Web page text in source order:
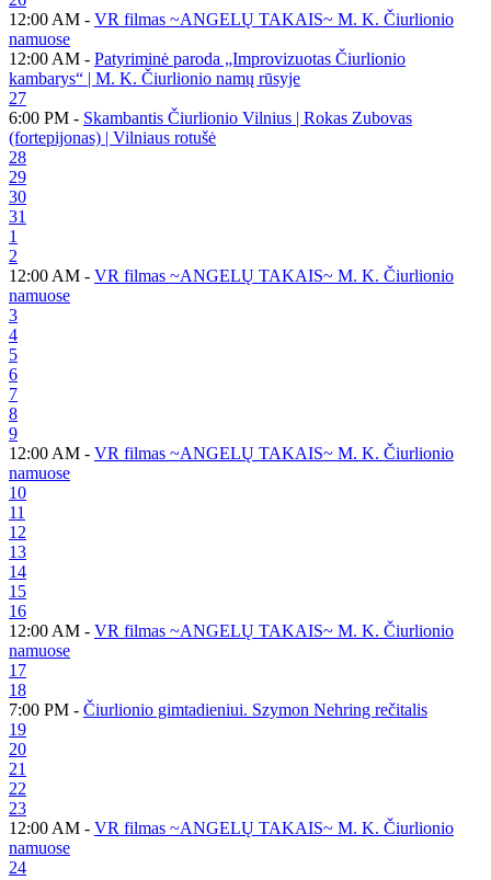
12:00 AM - VR filmas ~ANGELŲ TAKAIS~ M. K. Čiurlionio
namuose
12:00 AM - Patyriminė paroda „Improvizuotas Čiurlionio
kambarys“ | M. K. Čiurlionio namų rūsyje
27
6:00 PM - Skambantis Čiurlionio Vilnius | Rokas Zubovas
(fortepijonas) | Vilniaus rotušė
28
29
30
31
1
2
12:00 AM - VR filmas ~ANGELŲ TAKAIS~ M. K. Čiurlionio
namuose
3
4
5
6
7
8
9
12:00 AM - VR filmas ~ANGELŲ TAKAIS~ M. K. Čiurlionio
namuose
10
11
12
13
14
15
16
12:00 AM - VR filmas ~ANGELŲ TAKAIS~ M. K. Čiurlionio
namuose
17
18
7:00 PM - Čiurlionio gimtadieniui. Szymon Nehring rečitalis
19
20
21
22
23
12:00 AM - VR filmas ~ANGELŲ TAKAIS~ M. K. Čiurlionio
namuose
24